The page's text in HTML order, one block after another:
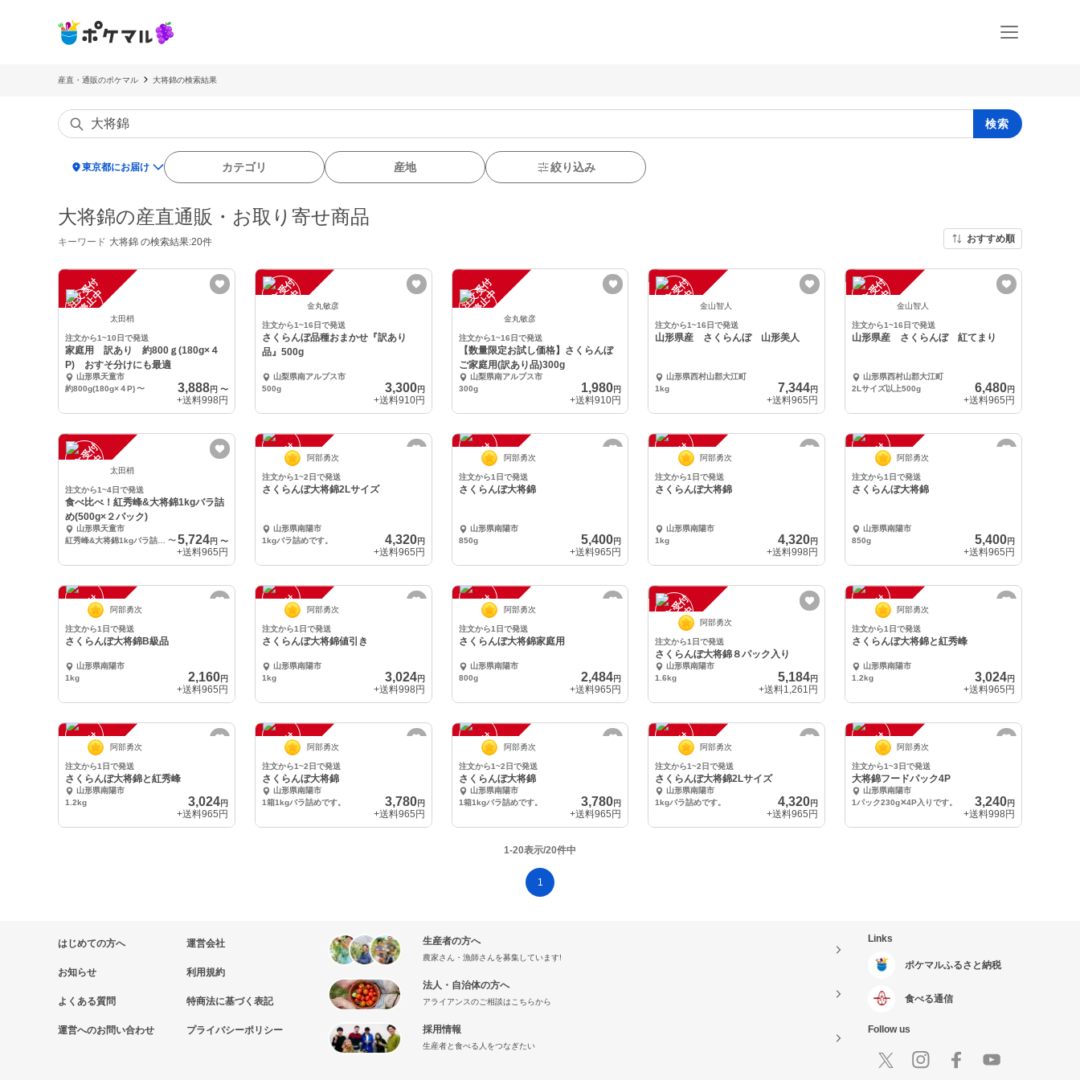
産直・通販のポケマル 大将錦の検索結果
検索
location_on東京都にお届け カテゴリ 産地 絞り込み
大将錦の産直通販・お取り寄せ商品
キーワード 大将錦 の検索結果:20件 おすすめ順
注
文
受
付
停
止
中
太田梢
注文から1~10日で発送
家庭用 訳あり 約800ｇ(180g×４
P) おすそ分けにも最適
山形県天童市
約800g(180g×４P)〜 3,888円 〜
+送料998円
注
文
受
付
停
止
中 金丸敏彦
注文から1~16日で発送
さくらんぼ品種おまかせ『訳あり
品』500g
山梨県南アルプス市
500g
3,300円
+送料910円
注
文
受
付
停
止
中
金丸敏彦
注文から1~16日で発送
【数量限定お試し価格】さくらんぼ
ご家庭用(訳あり品)300g
山梨県南アルプス市
300g
1,980円
+送料910円
注
文
受
付
停
止
中 金山智人
注文から1~16日で発送
山形県産 さくらんぼ 山形美人
山形県西村山郡大江町
1kg
7,344円
+送料965円
注
文
受
付
停
止
中 金山智人
注文から1~16日で発送
山形県産 さくらんぼ 紅てまり
山形県西村山郡大江町
2Lサイズ以上500g
6,480円
+送料965円
注
文
受
付
停
止
中 太田梢
注文から1~4日で発送
食べ比べ！紅秀峰&大将錦1kgバラ詰
め(500g×２パック)
山形県天童市
〜 5,724円 〜
+送料965円
注
文
受
付
停
止
中 阿部勇次
注文から1~2日で発送
さくらんぼ大将錦2Lサイズ
山形県南陽市
1kgバラ詰めです。
4,320円
+送料965円
注
文
受
付
停
止
中 阿部勇次
注文から1日で発送
さくらんぼ大将錦
山形県南陽市
850g
5,400円
+送料965円
注
文
受
付
停
止
中 阿部勇次
注文から1日で発送
さくらんぼ大将錦
山形県南陽市
1kg
4,320円
+送料998円
注
文
受
付
停
止
中 阿部勇次
注文から1日で発送
さくらんぼ大将錦
山形県南陽市
850g
5,400円
+送料965円
注
文
受
付
停
止
中 阿部勇次
注文から1日で発送
さくらんぼ大将錦B級品
山形県南陽市
1kg
2,160円
+送料965円
注
文
受
付
停
止
中 阿部勇次
注文から1日で発送
さくらんぼ大将錦値引き
山形県南陽市
1kg
3,024円
+送料998円
注
文
受
付
停
止
中 阿部勇次
注文から1日で発送
さくらんぼ大将錦家庭用
山形県南陽市
800g
2,484円
+送料965円
注
文
受
付
停
止
中 阿部勇次
注文から1日で発送
さくらんぼ大将錦８パック入り
山形県南陽市
1.6kg
5,184円
+送料1,261円
注
文
受
付
停
止
中 阿部勇次
注文から1日で発送
さくらんぼ大将錦と紅秀峰
山形県南陽市
1.2kg
3,024円
+送料965円
注
文
受
付
停
止
中 阿部勇次
注文から1日で発送
さくらんぼ大将錦と紅秀峰
山形県南陽市
1.2kg
3,024円
+送料965円
注
文
受
付
停
止
中 阿部勇次
注文から1~2日で発送
さくらんぼ大将錦
山形県南陽市
1箱1kgバラ詰めです。
3,780円
+送料965円
注
文
受
付
停
止
中 阿部勇次
注文から1~2日で発送
さくらんぼ大将錦
山形県南陽市
1箱1kgバラ詰めです。
3,780円
+送料965円
注
文
受
付
停
止
中 阿部勇次
注文から1~2日で発送
さくらんぼ大将錦2Lサイズ
山形県南陽市
1kgバラ詰めです。
4,320円
+送料965円
注
文
受
付
停
止
中 阿部勇次
注文から1~3日で発送
大将錦フードパック4P
山形県南陽市
1パック230g✕4P入りです。
3,240円
+送料998円
1-20表示/20件中
1
はじめての方へ
お知らせ
よくある質問
運営へのお問い合わせ
運営会社
利用規約
特商法に基づく表記
プライバシーポリシー
生産者の方へ
農家さん・漁師さんを募集しています!
法人・自治体の方へ
アライアンスのご相談はこちらから
採用情報
生産者と食べる人をつなぎたい
Links
ポケマルふるさと納税
食べる通信
Follow us